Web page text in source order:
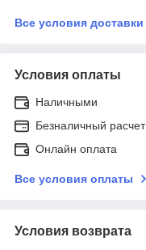
Все условия доставки
Условия оплаты
Наличными
Безналичный расчет
Онлайн оплата
Все условия оплаты
Условия возврата